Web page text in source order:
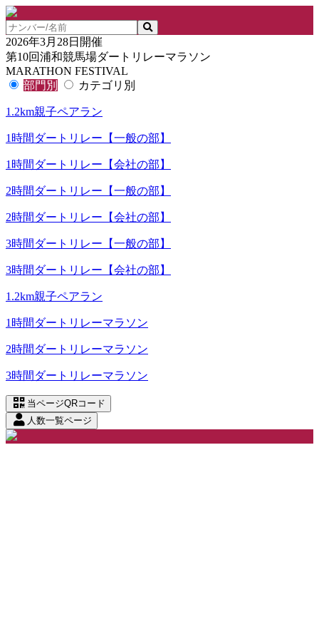
2026年3月28日開催
第10回浦和競馬場ダートリレーマラソン
MARATHON FESTIVAL
部門別
カテゴリ別
1.2km親子ペアラン
1時間ダートリレー【一般の部】
1時間ダートリレー【会社の部】
2時間ダートリレー【一般の部】
2時間ダートリレー【会社の部】
3時間ダートリレー【一般の部】
3時間ダートリレー【会社の部】
1.2km親子ペアラン
1時間ダートリレーマラソン
2時間ダートリレーマラソン
3時間ダートリレーマラソン
当ページQRコード
人数一覧ページ